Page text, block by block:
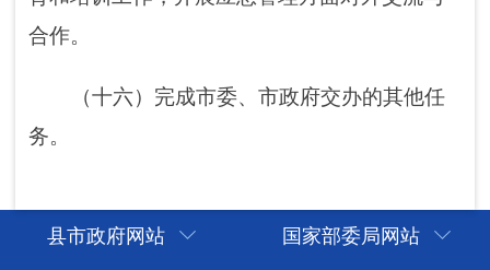
县市政府网站
国家部委局网站